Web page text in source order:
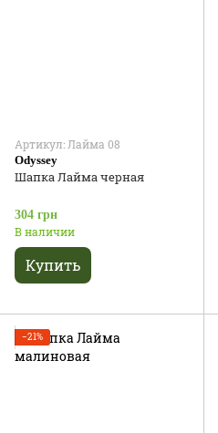
Артикул: Лайма 08
Odyssey
Шапка Лайма черная
304 грн
В наличии
Купить
−21%